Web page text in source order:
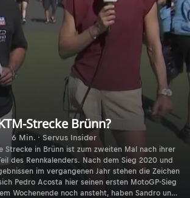
Strecke Brünn?
6 Min. · Servus Insider
Strecke in Brünn ist zum zweiten Mal nach ihrer
des Rennkalenders. Nach dem Sieg 2020 und
im vergangenen Jahr stehen die Zeichen
Pedro Acosta hier seinen ersten MotoGP-Sieg
Wochenende noch ansteht, haben Sandro und